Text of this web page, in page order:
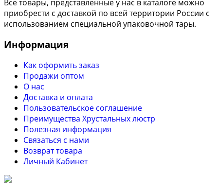
Все товары, представленные у нас в каталоге можно
приобрести с доставкой по всей территории России с
использованием специальной упаковочной тары.
Информация
Как оформить заказ
Продажи оптом
О нас
Доставка и оплата
Пользовательское соглашение
Преимущества Хрустальных люстр
Полезная информация
Связаться с нами
Возврат товара
Личный Кабинет